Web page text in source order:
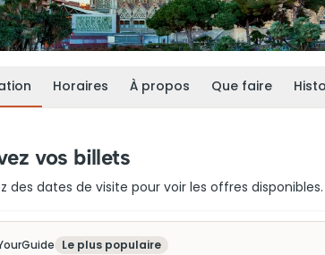
Horaires À propos Que faire
vos billets
des dates de visite pour voir les offres disponibles.
Le plus populaire